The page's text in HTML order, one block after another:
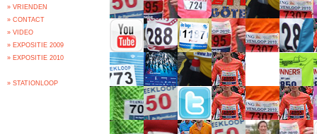
» VRIENDEN
» CONTACT
» VIDEO
» EXPOSITIE 2009
» EXPOSITIE 2010
» STATIONLOOP